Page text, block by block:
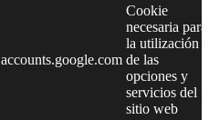
accounts.google.com
Cookie
necesaria para
la utilización
de las
opciones y
servicios del
sitio web